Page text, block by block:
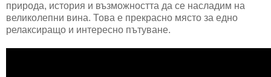
природа, история и възможността да се насладим на
великолепни вина. Това е прекрасно място за едно
релаксиращо и интересно пътуване.